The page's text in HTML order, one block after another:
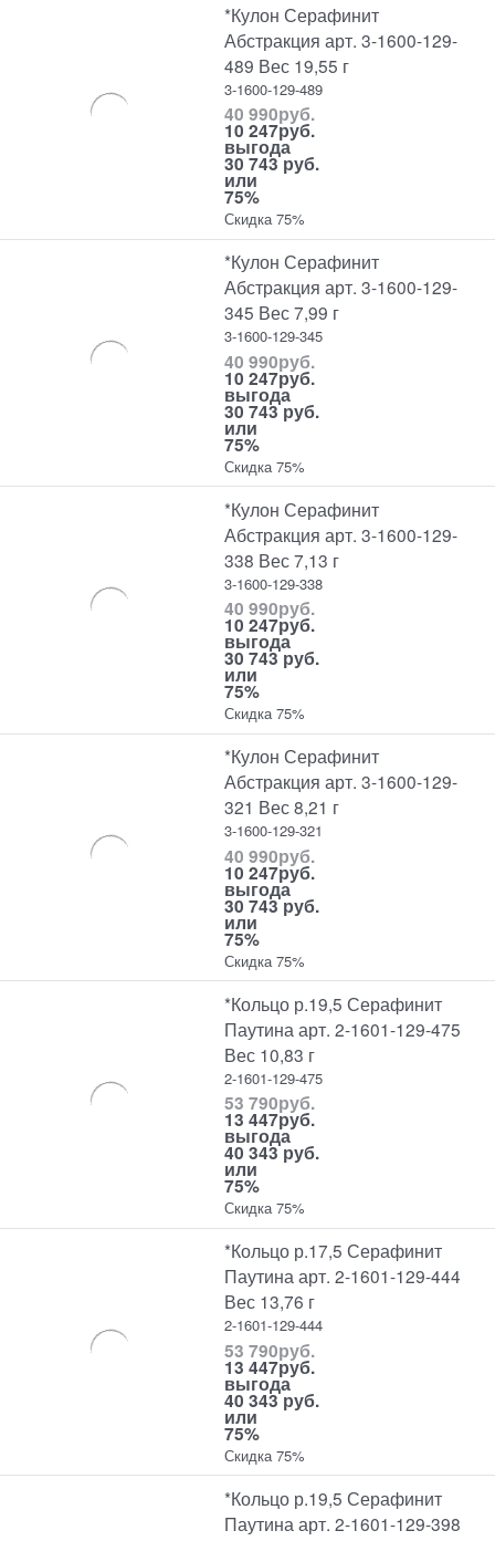
*Кулон Серафинит
Абстракция арт. 3-1600-129-
489 Вес 19,55 г
3-1600-129-489
40 990руб.
10 247руб.
выгода
30 743 руб.
или
75%
Скидка 75%
*Кулон Серафинит
Абстракция арт. 3-1600-129-
345 Вес 7,99 г
3-1600-129-345
40 990руб.
10 247руб.
выгода
30 743 руб.
или
75%
Скидка 75%
*Кулон Серафинит
Абстракция арт. 3-1600-129-
338 Вес 7,13 г
3-1600-129-338
40 990руб.
10 247руб.
выгода
30 743 руб.
или
75%
Скидка 75%
*Кулон Серафинит
Абстракция арт. 3-1600-129-
321 Вес 8,21 г
3-1600-129-321
40 990руб.
10 247руб.
выгода
30 743 руб.
или
75%
Скидка 75%
*Кольцо р.19,5 Серафинит
Паутина арт. 2-1601-129-475
Вес 10,83 г
2-1601-129-475
53 790руб.
13 447руб.
выгода
40 343 руб.
или
75%
Скидка 75%
*Кольцо р.17,5 Серафинит
Паутина арт. 2-1601-129-444
Вес 13,76 г
2-1601-129-444
53 790руб.
13 447руб.
выгода
40 343 руб.
или
75%
Скидка 75%
*Кольцо р.19,5 Серафинит
Паутина арт. 2-1601-129-398